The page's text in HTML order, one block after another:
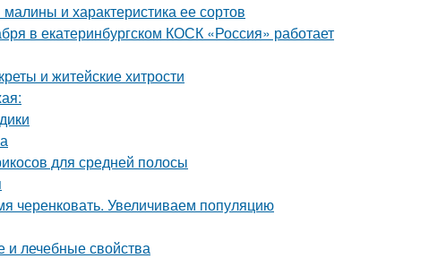
и характеристика ее сортов
в екатеринбургском КОСК «Россия» работает
и житейские хитрости
для средней полосы
черенковать. Увеличиваем популяцию
и лечебные свойства